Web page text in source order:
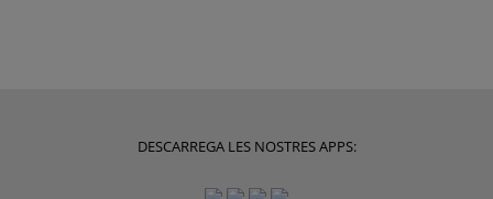
DESCARREGA LES NOSTRES APPS: